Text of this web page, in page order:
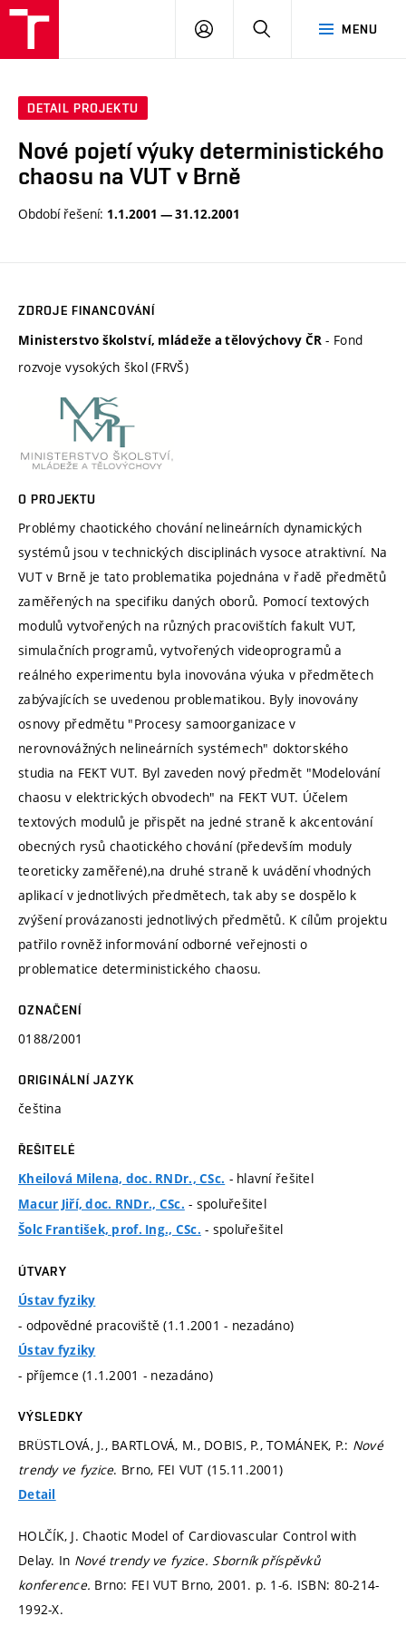
MENU
PŘIHLÁSIT
DETAIL PROJEKTU
Nové pojetí výuky deterministického
chaosu na VUT v Brně
Období řešení: 1.1.2001 — 31.12.2001
ZDROJE FINANCOVÁNÍ
Ministerstvo školství, mládeže a tělovýchovy ČR - Fond
rozvoje vysokých škol (FRVŠ)
O PROJEKTU
Problémy chaotického chování nelineárních dynamických
systémů jsou v technických disciplinách vysoce atraktivní. Na
VUT v Brně je tato problematika pojednána v řadě předmětů
zaměřených na specifiku daných oborů. Pomocí textových
modulů vytvořených na různých pracovištích fakult VUT,
simulačních programů, vytvořených videoprogramů a
reálného experimentu byla inovována výuka v předmětech
zabývajících se uvedenou problematikou. Byly inovovány
osnovy předmětu "Procesy samoorganizace v
nerovnovážných nelineárních systémech" doktorského
studia na FEKT VUT. Byl zaveden nový předmět "Modelování
chaosu v elektrických obvodech" na FEKT VUT. Účelem
textových modulů je přispět na jedné straně k akcentování
obecných rysů chaotického chování (především moduly
teoreticky zaměřené),na druhé straně k uvádění vhodných
aplikací v jednotlivých předmětech, tak aby se dospělo k
zvýšení provázanosti jednotlivých předmětů. K cílům projektu
patřilo rovněž informování odborné veřejnosti o
problematice deterministického chaosu.
OZNAČENÍ
0188/2001
ORIGINÁLNÍ JAZYK
čeština
ŘEŠITELÉ
Kheilová Milena, doc. RNDr., CSc. - hlavní řešitel
Macur Jiří, doc. RNDr., CSc. - spoluřešitel
Šolc František, prof. Ing., CSc. - spoluřešitel
ÚTVARY
Ústav fyziky
- odpovědné pracoviště (1.1.2001 - nezadáno)
Ústav fyziky
- příjemce (1.1.2001 - nezadáno)
VÝSLEDKY
BRÜSTLOVÁ, J., BARTLOVÁ, M., DOBIS, P., TOMÁNEK, P.: Nové
trendy ve fyzice. Brno, FEI VUT (15.11.2001)
Detail
HOLČÍK, J. Chaotic Model of Cardiovascular Control with
Delay. In Nové trendy ve fyzice. Sborník příspěvků
konference. Brno: FEI VUT Brno, 2001. p. 1-6. ISBN: 80-214-
1992-X.